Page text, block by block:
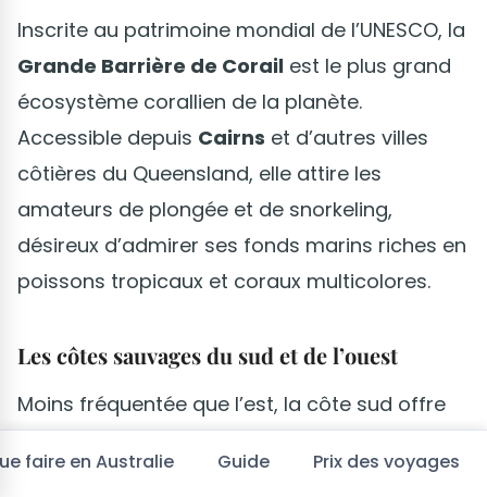
faire en Australie Guide Prix des voyages
Inscrite au patrimoine mondial de l’UNESCO, la
Grande Barrière de Corail est le plus grand
écosystème corallien de la planète.
Accessible depuis Cairns et d’autres villes
côtières du Queensland, elle attire les
amateurs de plongée et de snorkeling,
désireux d’admirer ses fonds marins riches en
poissons tropicaux et coraux multicolores.
Les côtes sauvages du sud et de l’ouest
Moins fréquentée que l’est, la côte sud offre
des paysages variés entre plages sauvages
et formations rocheuses impressionnantes. La